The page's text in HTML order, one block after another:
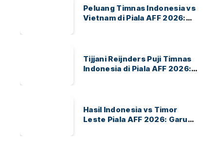
Peluang Timnas Indonesia vs
Vietnam di Piala AFF 2026:
Tijjani Reijnders Puji Timnas
Indonesia di Piala AFF 2026:
Hasil Indonesia vs Timor
Leste Piala AFF 2026: Garuda